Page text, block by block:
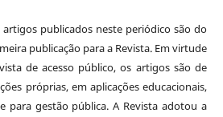
publicados neste periódico são do
publicação para a Revista. Em virtude
de acesso público, os artigos são de
próprias, em aplicações educacionais,
para gestão pública. A Revista adotou a